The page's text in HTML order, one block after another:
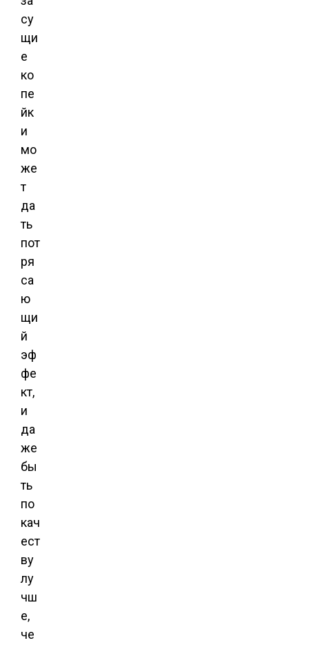
су
щи
е
ко
пе
йк
и
мо
же
т
да
ть
пот
ря
са
ю
щи
й
эф
фе
кт,
и
да
же
бы
ть
по
кач
ест
ву
лу
чш
е,
че